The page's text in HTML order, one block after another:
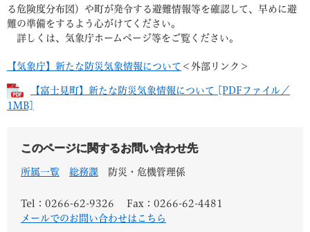
る危険度分布図）や町が発令する避難情報等を確認して、早めに避
難の準備をするよう心がけてください。
詳しくは、気象庁ホームページ等をご覧ください。
【気象庁】新たな防災気象情報について ＜外部リンク＞
【富士見町】新たな防災気象情報について [PDFファイル／
1MB]
このページに関するお問い合わせ先
所属一覧 総務課 防災・危機管理係
Tel：0266-62-9326
Fax：0266-62-4481
メールでのお問い合わせはこちら